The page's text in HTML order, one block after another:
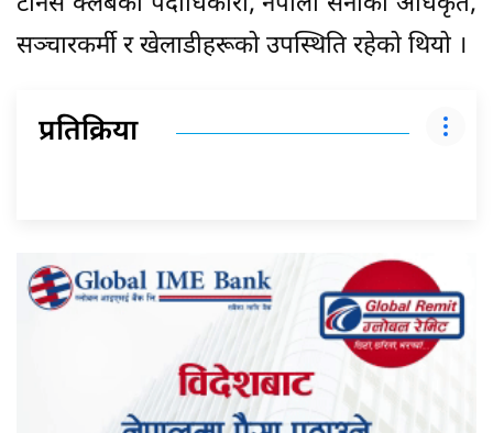
सञ्चारकर्मी र खेलाडीहरूको उपस्थिति रहेको थियो ।
प्रतिक्रिया